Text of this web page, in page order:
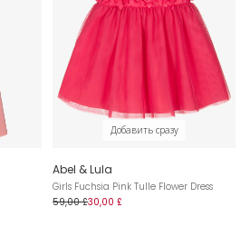
Добавить сразу
Abel & Lula
Girls Fuchsia Pink Tulle Flower Dress
59,00 £30,00 £